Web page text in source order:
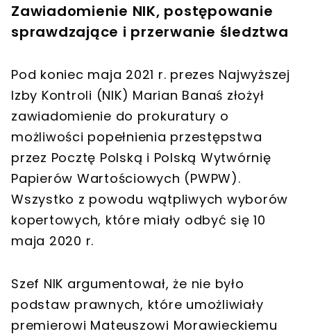
Zawiadomienie NIK, postępowanie
sprawdzające i przerwanie śledztwa
Pod koniec maja 2021 r. prezes Najwyższej
Izby Kontroli (NIK) Marian Banaś złożył
zawiadomienie do prokuratury o
możliwości popełnienia przestępstwa
przez Pocztę Polską i Polską Wytwórnię
Papierów Wartościowych (PWPW).
Wszystko z powodu wątpliwych wyborów
kopertowych, które miały odbyć się 10
maja 2020 r.
Szef NIK argumentował, że nie było
podstaw prawnych, które umożliwiały
premierowi Mateuszowi Morawieckiemu